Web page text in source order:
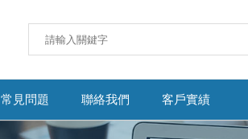
常見問題 聯絡我們 客戶實績